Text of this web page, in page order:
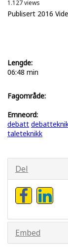
1.127 views
Publisert 2016
Lengde:
06:48 min
Fagområde:
Emneord:
debatt
taleteknikk
Del
Embed